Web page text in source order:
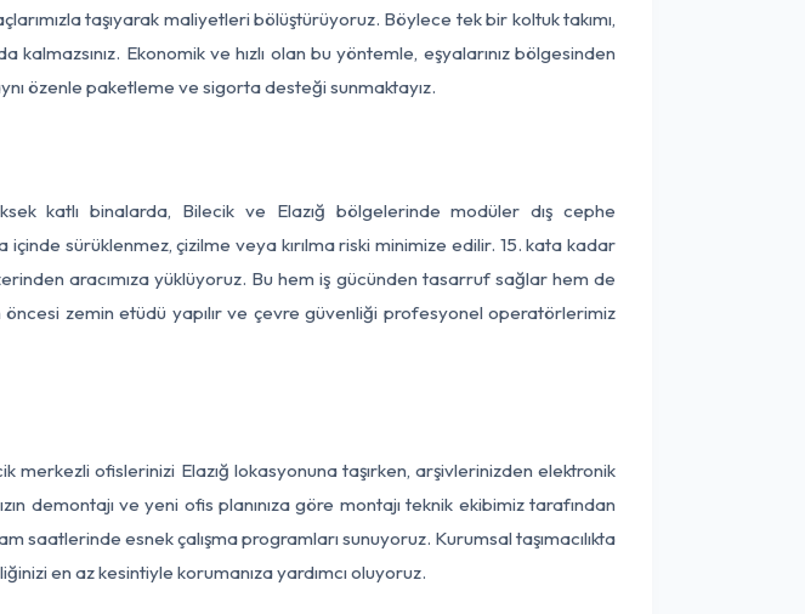
taşıyarak maliyetleri bölüştürüyoruz. Böylece tek bir koltuk takımı,
Ekonomik ve hızlı olan bu yöntemle, eşyalarınız bölgesinden
aynı özenle paketleme ve sigorta desteği sunmaktayız.
katlı binalarda, Bilecik ve Elazığ bölgelerinde modüler dış cephe
sürüklenmez, çizilme veya kırılma riski minimize edilir. 15. kata kadar
aracımıza yüklüyoruz. Bu hem iş gücünden tasarruf sağlar hem de
öncesi zemin etüdü yapılır ve çevre güvenliği profesyonel operatörlerimiz
merkezli ofislerinizi Elazığ lokasyonuna taşırken, arşivlerinizden elektronik
demontajı ve yeni ofis planınıza göre montajı teknik ekibimiz tarafından
esnek çalışma programları sunuyoruz. Kurumsal taşımacılıkta
en az kesintiyle korumanıza yardımcı oluyoruz.